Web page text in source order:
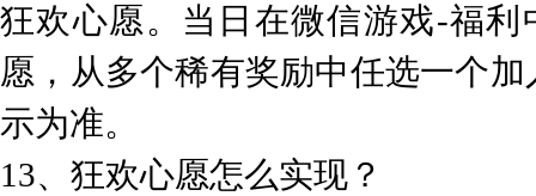
狂欢心愿。当日在微信游戏-福
愿，从多个稀有奖励中任选一个
示为准。
13、狂欢心愿怎么实现？